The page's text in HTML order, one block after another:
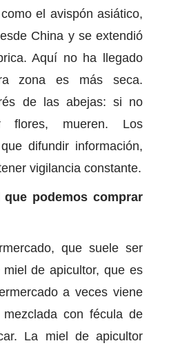
el avispón asiático,
China y se extendió
Aquí no ha llegado
zona es más seca.
de las abejas: si no
flores, mueren. Los
difundir información,
vigilancia constante.
podemos comprar
que suele ser
de apicultor, que es
a veces viene
con fécula de
La miel de apicultor